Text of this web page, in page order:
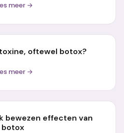
meer →
oftewel botox?
meer →
bewezen effecten van
botox